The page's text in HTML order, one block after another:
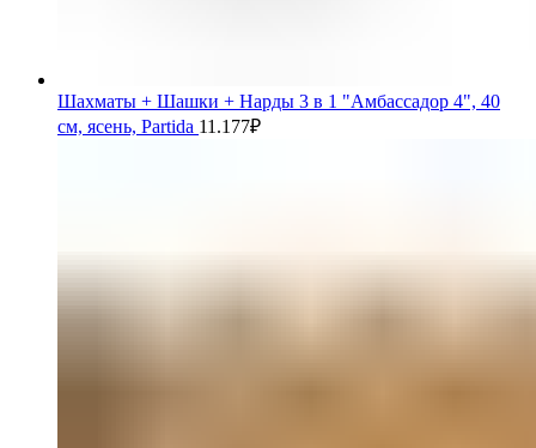
Шахматы + Шашки + Нарды 3 в 1 "Амбассадор 4", 40
см, ясень, Partida 11.177₽